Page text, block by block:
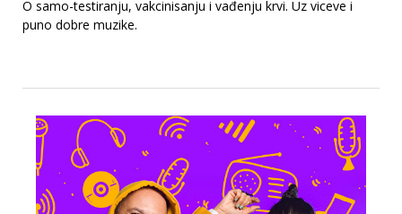
O samo-testiranju, vakcinisanju i vađenju krvi. Uz viceve i
puno dobre muzike.